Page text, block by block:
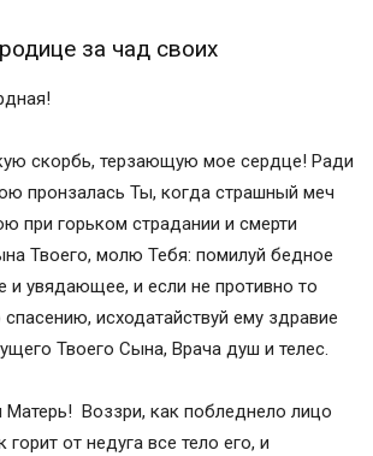
за чад своих
скорбь, терзающую мое сердце! Ради
пронзалась Ты, когда страшный меч
при горьком страдании и смерти
Твоего, молю Тебя: помилуй бедное
и увядающее, и если не противно то
исходатайствуй ему здравие
Твоего Сына, Врача душ и телес.
Воззри, как побледнело лицо
горит от недуга все тело его, и